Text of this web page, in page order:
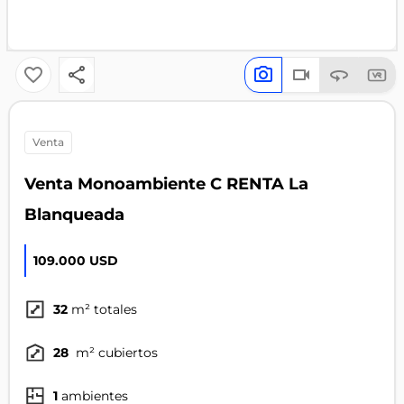
venta
Venta Monoambiente C RENTA La
Blanqueada
109.000 USD
32 m² totales
28 m² cubiertos
1 ambientes